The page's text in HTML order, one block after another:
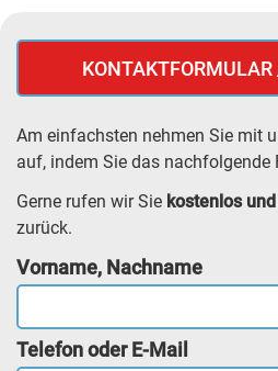
KONTAKTFORMULAR
Am einfachsten nehmen Sie mit
auf, indem Sie das nachfolgende
Gerne rufen wir Sie kostenlos
zurück.
Vorname, Nachname
Telefon oder E-Mail